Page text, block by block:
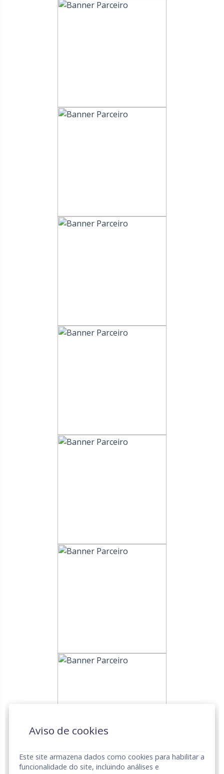
Aviso de cookies
Este site armazena dados como cookies para habilitar a
funcionalidade do site, incluindo análises e